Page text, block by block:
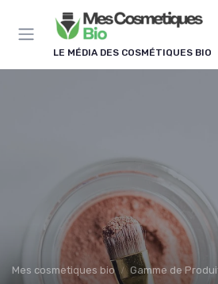
LE MÉDIA DES COSMÉTIQUES BIO
Mes cosmetiques bio Gamme de
Panneau de gestion des cookies